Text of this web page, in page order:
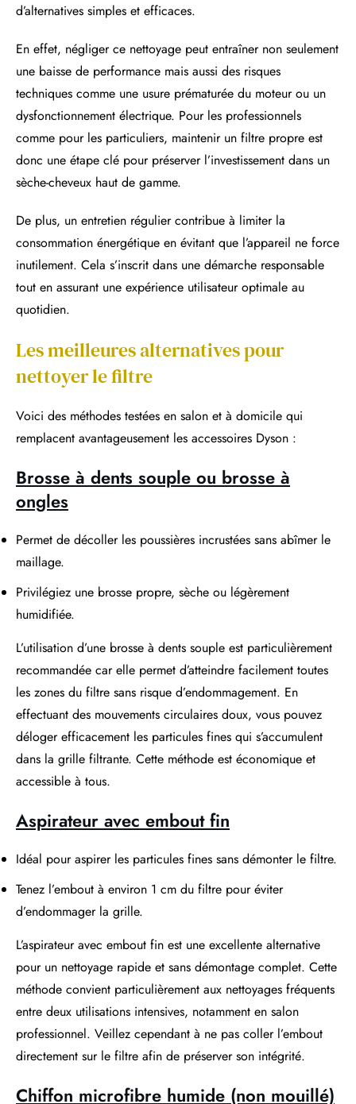
d’alternatives simples et efficaces.
En effet, négliger ce nettoyage peut entraîner non seulement
une baisse de performance mais aussi des risques
techniques comme une usure prématurée du moteur ou un
dysfonctionnement électrique. Pour les professionnels
comme pour les particuliers, maintenir un filtre propre est
donc une étape clé pour préserver l’investissement dans un
sèche-cheveux haut de gamme.
De plus, un entretien régulier contribue à limiter la
consommation énergétique en évitant que l’appareil ne force
inutilement. Cela s’inscrit dans une démarche responsable
tout en assurant une expérience utilisateur optimale au
quotidien.
Les meilleures alternatives pour
nettoyer le filtre
Voici des méthodes testées en salon et à domicile qui
remplacent avantageusement les accessoires Dyson :
Brosse à dents souple ou brosse à
ongles
Permet de décoller les poussières incrustées sans abîmer le
maillage.
Privilégiez une brosse propre, sèche ou légèrement
humidifiée.
L’utilisation d’une brosse à dents souple est particulièrement
recommandée car elle permet d’atteindre facilement toutes
les zones du filtre sans risque d’endommagement. En
effectuant des mouvements circulaires doux, vous pouvez
déloger efficacement les particules fines qui s’accumulent
dans la grille filtrante. Cette méthode est économique et
accessible à tous.
Aspirateur avec embout fin
Idéal pour aspirer les particules fines sans démonter le filtre.
Tenez l’embout à environ 1 cm du filtre pour éviter
d’endommager la grille.
L’aspirateur avec embout fin est une excellente alternative
pour un nettoyage rapide et sans démontage complet. Cette
méthode convient particulièrement aux nettoyages fréquents
entre deux utilisations intensives, notamment en salon
professionnel. Veillez cependant à ne pas coller l’embout
directement sur le filtre afin de préserver son intégrité.
Chiffon microfibre humide (non mouillé)